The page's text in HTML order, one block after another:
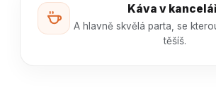
Káva v
A hlavně skvělá parta, se
těšíš.